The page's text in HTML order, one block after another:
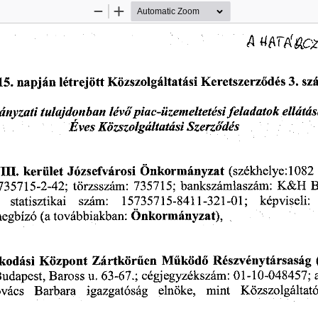
Zoom
Zoom
napján létrejött Közszolgáltatási
  Keretszerződés
3.
   tulajdonban
   lévő
piac-üzemeltetési
   feladatok
Éves
  Közszolgáltatási
     Szerződés
  kerület
  Józsefvárosi
  Önkormányzat
  (székhelye:
1082
2-42;
  törzsszám:
  735715;
  bankszámlaszám:
  K&H
statisztikai
     szám:
     15735715-8411
-321 -01;
    képviseli:
  (a
továbbiakban:
  Önkormányzat),
  Központ
  Zártkörűen
  Működő
  Részvénytársaság
  Baross
  u.
63-67.;
  cégjegyzékszám:
01-10-048457;
    Barbara
    igazgatóság
    elnöke,
    mint
    Közszolgáltató